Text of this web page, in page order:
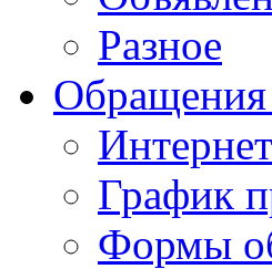
Разное
Обращения
График
Формы